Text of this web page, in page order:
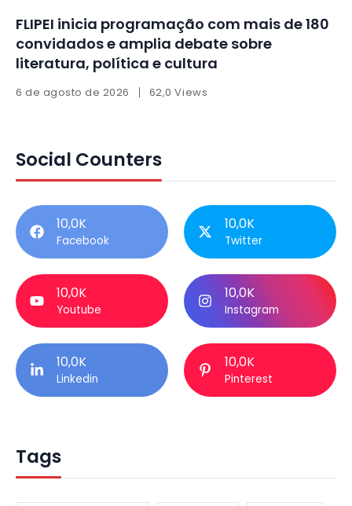
FLIPEI inicia programação com mais de 180
convidados e amplia debate sobre
literatura, política e cultura
6 de agosto de 2026 62,0 Views
Social Counters
10,0K
Facebook
10,0K
Twitter
10,0K
Youtube
10,0K
Instagram
10,0K
Linkedin
10,0K
Pinterest
Tags